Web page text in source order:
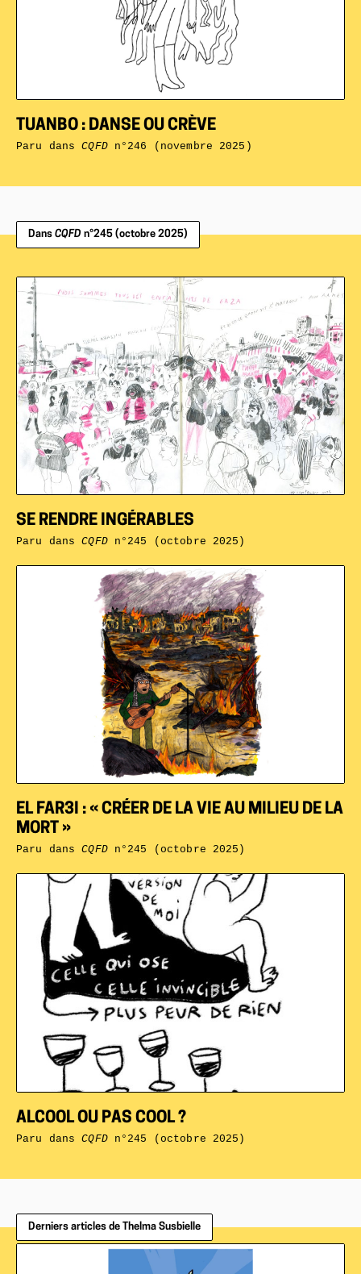
TUANBO : DANSE OU CRÈVE
Paru dansCQFDn°246 (novembre 2025)
Dans CQFD n°245 (octobre 2025)
ALCOOL OU PAS COOL ?
Paru dansCQFDn°245 (octobre 2025)
EL FAR3I : « CRÉER DE LA VIE AU MILIEU DE LA
MORT »
Paru dansCQFDn°245 (octobre 2025)
SE RENDRE INGÉRABLES
Paru dansCQFDn°245 (octobre 2025)
Derniers articles de Thelma Susbielle